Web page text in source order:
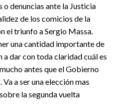
denuncias ante la Justicia
de los comicios de la
el triunfo a Sergio Massa.
una cantidad importante de
a dar con toda claridad cuál es
antes que el Gobierno
a ser una elección mas
la segunda vuelta